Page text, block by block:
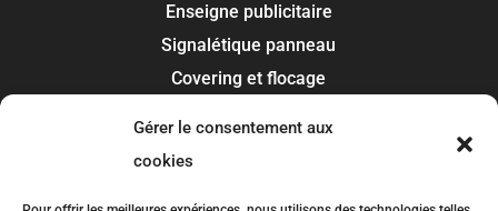
Gérer le consentement aux
cookies
Enseigne publicitaire
Signalétique panneau
Covering et flocage